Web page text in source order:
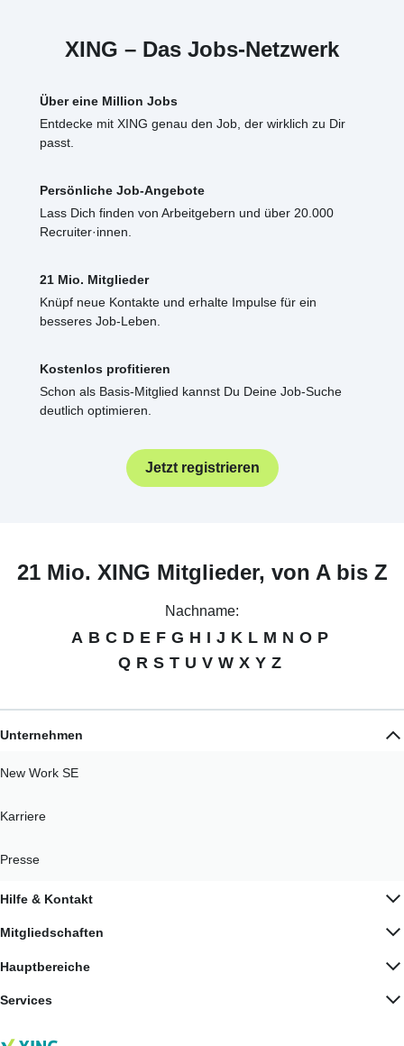
XING – Das Jobs-Netzwerk
Über eine Million Jobs
Entdecke mit XING genau den Job, der wirklich zu Dir
passt.
Persönliche Job-Angebote
Lass Dich finden von Arbeitgebern und über 20.000
Recruiter·innen.
21 Mio. Mitglieder
Knüpf neue Kontakte und erhalte Impulse für ein
besseres Job-Leben.
Kostenlos profitieren
Schon als Basis-Mitglied kannst Du Deine Job-Suche
deutlich optimieren.
Jetzt registrieren
21 Mio. XING Mitglieder, von A bis Z
Nachname:
A B C D E F G H I J K L M N O P
Q R S T U V W X Y Z
Unternehmen
New Work SE
Karriere
Presse
Hilfe & Kontakt
Mitgliedschaften
Hauptbereiche
Services